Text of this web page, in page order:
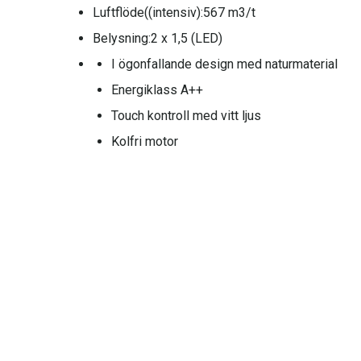
Luftflöde((intensiv):567 m3/t
Belysning:2 x 1,5 (LED)
I ögonfallande design med naturmaterial
Energiklass A++
Touch kontroll med vitt ljus
Kolfri motor